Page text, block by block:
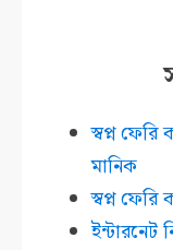
স্বপ্ন
মানিক
স্বপ্ন
ইন্টারনেট